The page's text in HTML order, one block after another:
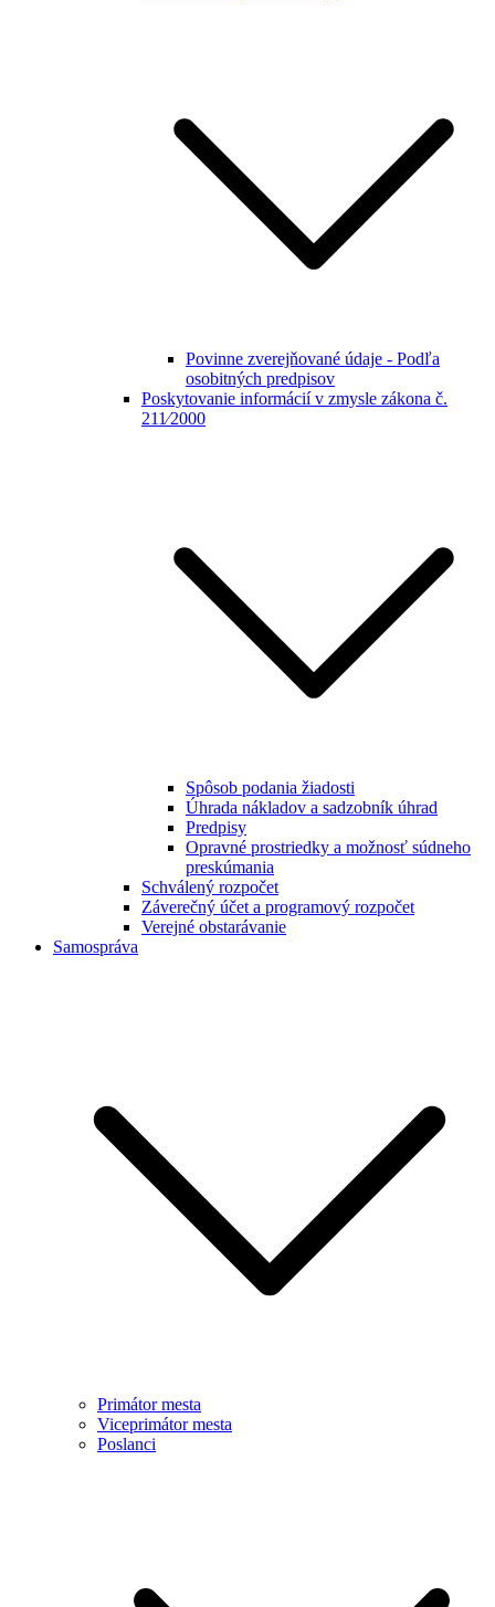
Povinne zverejňované údaje - Podľa
osobitných predpisov
Poskytovanie informácií v zmysle zákona č.
211⁄2000
Spôsob podania žiadosti
Úhrada nákladov a sadzobník úhrad
Predpisy
Opravné prostriedky a možnosť súdneho
preskúmania
Schválený rozpočet
Záverečný účet a programový rozpočet
Verejné obstarávanie
Samospráva
Primátor mesta
Viceprimátor mesta
Poslanci